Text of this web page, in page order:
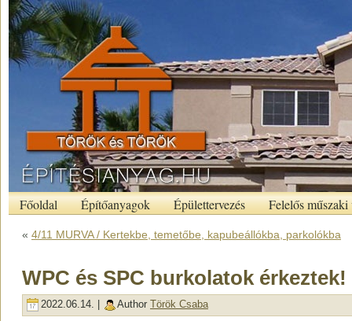
Főoldal Építőanyagok Épülettervezés Felelős műszaki
« 4/11 MURVA / Kertekbe, temetőbe, kapubeállókba, parkolókba
WPC és SPC burkolatok érkeztek!
2022.06.14. | Author Török Csaba